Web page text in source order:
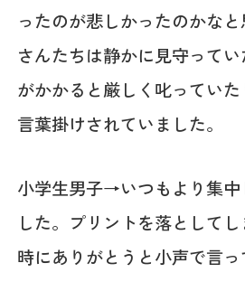
ったのが悲しかったのかな
さんたちは静かに見守って
がかかると厳しく叱ってい
言葉掛けされていました。
小学生男子→いつもより集中
した。プリントを落として
時にありがとうと小声で言